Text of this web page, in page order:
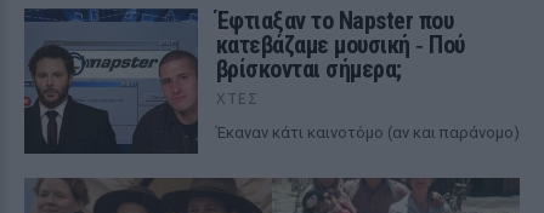
Έφτιαξαν το Napster που
κατεβάζαμε μουσική ‑ Πού
βρίσκονται σήμερα;
ΧΤΕΣ
Έκαναν κάτι καινοτόμο (αν και παράνομο)